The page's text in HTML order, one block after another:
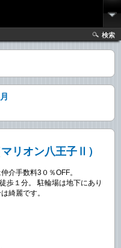
検索
リオン八王子Ⅱ）
介手数料3０％OFF。
歩１分。 駐輪場は地下にあり
綺麗です。